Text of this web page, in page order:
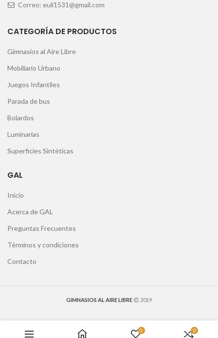
Correo: euli1531@gmail.com
CATEGORÍA DE PRODUCTOS
Gimnasios al Aire Libre
Mobiliario Urbano
Juegos Infantiles
Parada de bus
Bolardos
Luminarias
Superficies Sintéticas
GAL
Inicio
Acerca de GAL
Preguntas Frecuentes
Términos y condiciones
Contacto
GIMNASIOS AL AIRE LIBRE 2019
0 0